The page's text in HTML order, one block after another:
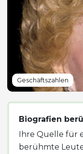
Geschäftszahlen
Biografien
Ihre Quelle für
berühmte